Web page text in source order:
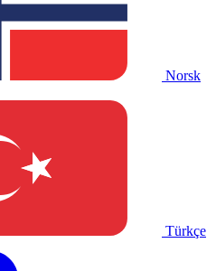
Norsk
Türkçe